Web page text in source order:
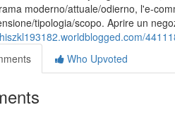
moderno/attuale/odierno, l'e-
tipologia/scopo. Aprire un
Who Upvoted